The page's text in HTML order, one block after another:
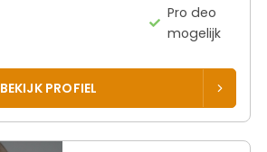
Pro deo
mogelijk
BEKIJK PROFIEL